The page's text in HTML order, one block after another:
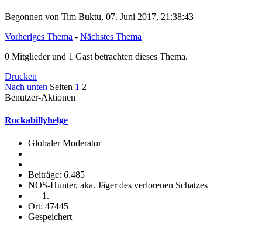
Begonnen von Tim Buktu, 07. Juni 2017, 21:38:43
Vorheriges Thema - Nächstes Thema
0 Mitglieder und 1 Gast betrachten dieses Thema.
Drucken
Nach unten Seiten 1 2
Benutzer-Aktionen
Rockabillyhelge
Globaler Moderator
Beiträge: 6.485
NOS-Hunter, aka. Jäger des verlorenen Schatzes
Ort: 47445
Gespeichert